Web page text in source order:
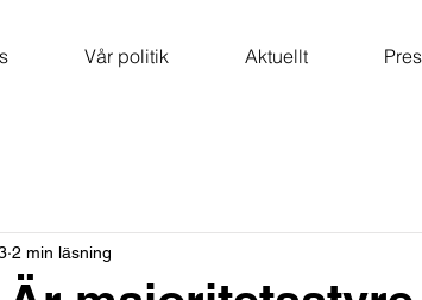
Vår politik Aktuellt
2 min läsning